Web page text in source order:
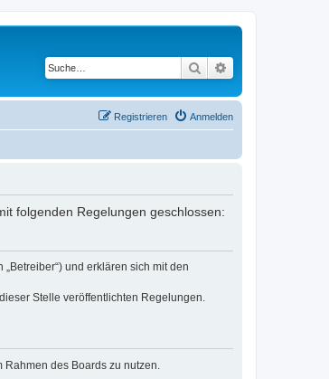
Suche
Anmelden
Registrieren
folgenden Regelungen geschlossen:
und erklären sich mit den
Stelle veröffentlichten Regelungen.
des Boards zu nutzen.